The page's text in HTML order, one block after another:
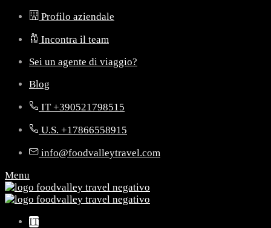
Profilo aziendale
Incontra il team
Sei un agente di viaggio?
Blog
IT +390521798515
U.S. +17866558915
info@foodvalleytravel.com
Menu
IT